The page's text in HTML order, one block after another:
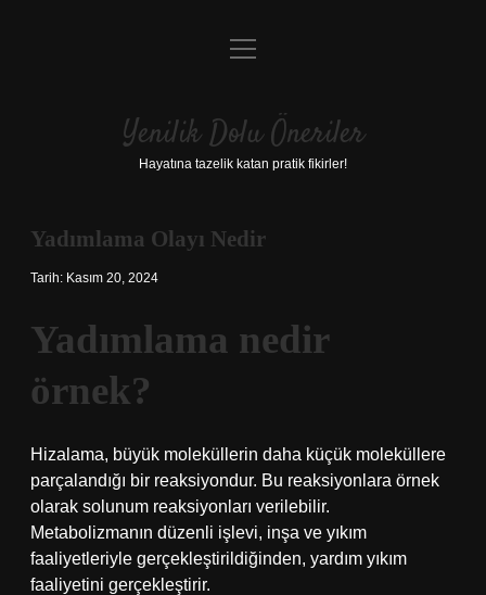
Anasayfa
Yasal Uyarı
menüyü
Yenilik Dolu Öneriler
Hayatına tazelik katan pratik fikirler!
Yadımlama Olayı Nedir
Tarih: Kasım 20, 2024
Yadımlama nedir
örnek?
Hizalama, büyük moleküllerin daha küçük moleküllere
parçalandığı bir reaksiyondur. Bu reaksiyonlara örnek
olarak solunum reaksiyonları verilebilir.
Metabolizmanın düzenli işlevi, inşa ve yıkım
faaliyetleriyle gerçekleştirildiğinden, yardım yıkım
faaliyetini gerçekleştirir.